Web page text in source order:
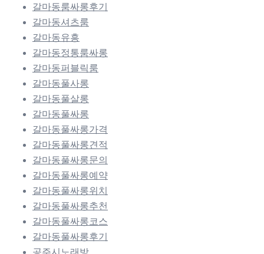
갈마동룸싸롱후기
갈마동셔츠룸
갈마동유흥
갈마동정통룸싸롱
갈마동퍼블릭룸
갈마동풀사롱
갈마동풀살롱
갈마동풀싸롱
갈마동풀싸롱가격
갈마동풀싸롱견적
갈마동풀싸롱문의
갈마동풀싸롱예약
갈마동풀싸롱위치
갈마동풀싸롱추천
갈마동풀싸롱코스
갈마동풀싸롱후기
공주시노래방